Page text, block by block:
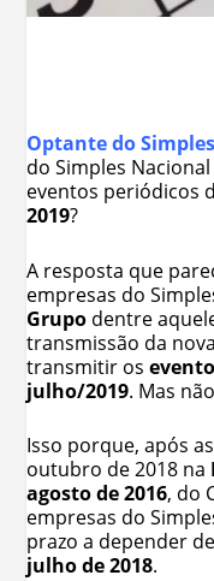
Optante do Simples
do Simples
eventos periódicos
2019?
A resposta que
empresas do
Grupo dentre
transmissão da
transmitir os
julho/2019. Mas
Isso porque, após
outubro de 2018 na
agosto de 2016, do
empresas do
prazo a depender
julho de 2018.